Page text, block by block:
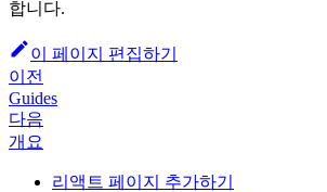
합니다.
이 페이지 편집하기
이전
Guides
다음
개요
리액트 페이지 추가하기